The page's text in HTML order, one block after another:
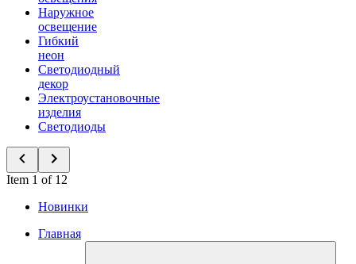
Наружное
освещение
Гибкий
неон
Светодиодный
декор
Электроустановочные
изделия
Светодиоды
Item 1 of 12
Новинки
Главная